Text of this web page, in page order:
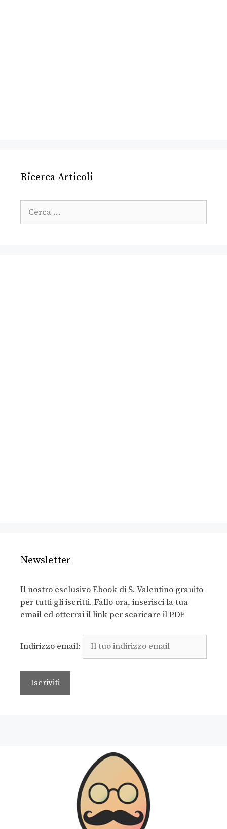
Ricerca Articoli
Newsletter
Il nostro esclusivo Ebook di S. Valentino grauito
per tutti gli iscritti. Fallo ora, inserisci la tua
email ed otterrai il link per scaricare il PDF
Indirizzo email: